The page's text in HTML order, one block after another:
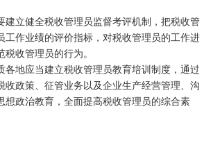
立健全税收管理员监督考评机制，把税收管
作业绩的评价指标，对税收管理员的工作进
收管理员的行为。
地应当建立税收管理员教育培训制度，通过
政策、征管业务以及企业生产经营管理、沟
政治教育，全面提高税收管理员的综合素